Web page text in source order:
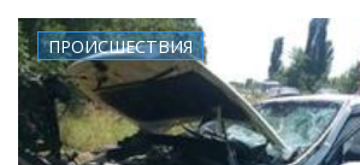
ПРОИСШЕСТВИЯ